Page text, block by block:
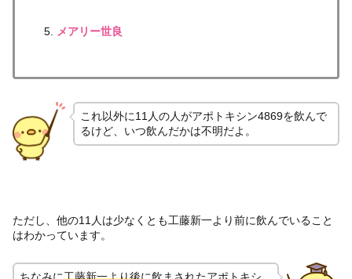
メアリー世良
これ以外に11人の人がアポトキシン4869を飲んで
るけど、いつ飲んだかは不明だよ。
ただし、他の11人は少なくとも工藤新一より前に飲んでいること
はわかっています。